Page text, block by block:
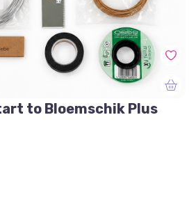
to Bloemschik Plus